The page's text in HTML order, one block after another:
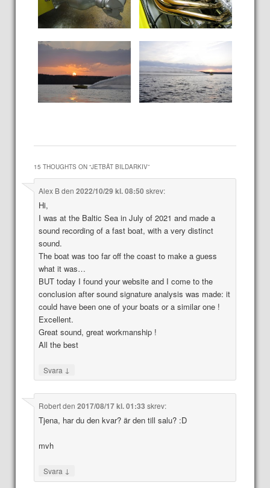
15 THOUGHTS ON “JETBÅT BILDARKIV”
Alex Bden 2022/10/29 kl. 08:50 skrev:
Hi,
I was at the Baltic Sea in July of 2021 and made a
sound recording of a fast boat, with a very distinct
sound.
The boat was too far off the coast to make a guess
what it was…
BUT today I found your website and I come to the
conclusion after sound signature analysis was made: it
could have been one of your boats or a similar one !
Excellent.
Great sound, great workmanship !
All the best
Svara ↓
Robertden 2017/08/17 kl. 01:33 skrev:
Tjena, har du den kvar? är den till salu? :D
mvh
Svara ↓